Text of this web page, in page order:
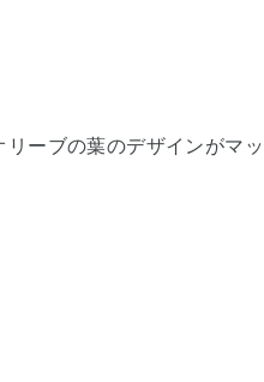
ーブの葉のデザインがマ